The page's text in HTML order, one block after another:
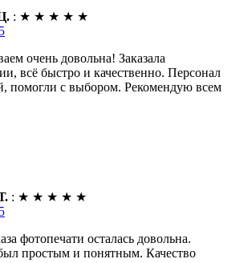
: ★ ★ ★ ★ ★
очень довольна! Заказала
всё быстро и качественно. Персонал
помогли с выбором. Рекомендую всем
: ★ ★ ★ ★ ★
фотопечати осталась довольна.
простым и понятным. Качество